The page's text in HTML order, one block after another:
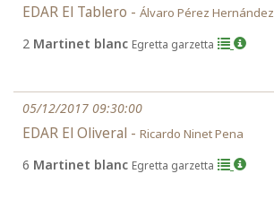
EDAR El Tablero - Álvaro Pérez Hernández
2 Martinet blanc Egretta garzetta
05/12/2017 09:30:00
EDAR El Oliveral - Ricardo Ninet Pena
6 Martinet blanc Egretta garzetta